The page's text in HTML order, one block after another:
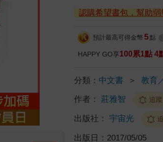
認購希望書包，幫助弱
預計最高可得金幣 5 點
HAPPY GO享100累1點 4
分類： 中文書 ＞ 教育
作者： 莊雅智 追蹤
出版社： 宇宙光
出版日： 2017/05/05